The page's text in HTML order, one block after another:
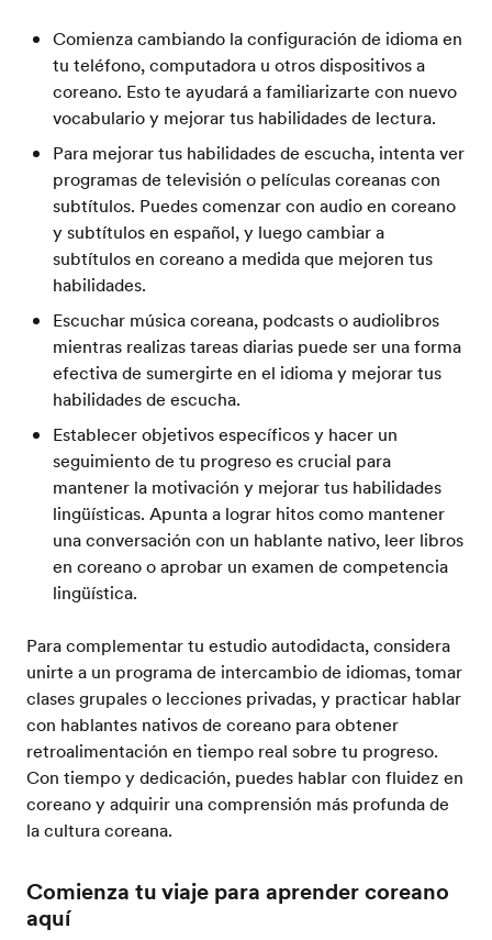
Comienza cambiando la configuración de idioma en
tu teléfono, computadora u otros dispositivos a
coreano. Esto te ayudará a familiarizarte con nuevo
vocabulario y mejorar tus habilidades de lectura.
Para mejorar tus habilidades de escucha, intenta ver
programas de televisión o películas coreanas con
subtítulos. Puedes comenzar con audio en coreano
y subtítulos en español, y luego cambiar a
subtítulos en coreano a medida que mejoren tus
habilidades.
Escuchar música coreana, podcasts o audiolibros
mientras realizas tareas diarias puede ser una forma
efectiva de sumergirte en el idioma y mejorar tus
habilidades de escucha.
Establecer objetivos específicos y hacer un
seguimiento de tu progreso es crucial para
mantener la motivación y mejorar tus habilidades
lingüísticas. Apunta a lograr hitos como mantener
una conversación con un hablante nativo, leer libros
en coreano o aprobar un examen de competencia
lingüística.
Para complementar tu estudio autodidacta, considera
unirte a un programa de intercambio de idiomas, tomar
clases grupales o lecciones privadas, y practicar hablar
con hablantes nativos de coreano para obtener
retroalimentación en tiempo real sobre tu progreso.
Con tiempo y dedicación, puedes hablar con fluidez en
coreano y adquirir una comprensión más profunda de
la cultura coreana.
Comienza tu viaje para aprender coreano
aquí